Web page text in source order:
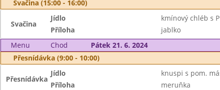
Svačina (15:00 - 16:00)
Svačina
Jídlo
kmínový chléb s
Příloha
jablko
Menu
Chod
Pátek 21. 6. 2024
Přesnídávka (9:00 - 10:00)
Přesnídávka
Jídlo
knuspi s pom.
Příloha
meruňka